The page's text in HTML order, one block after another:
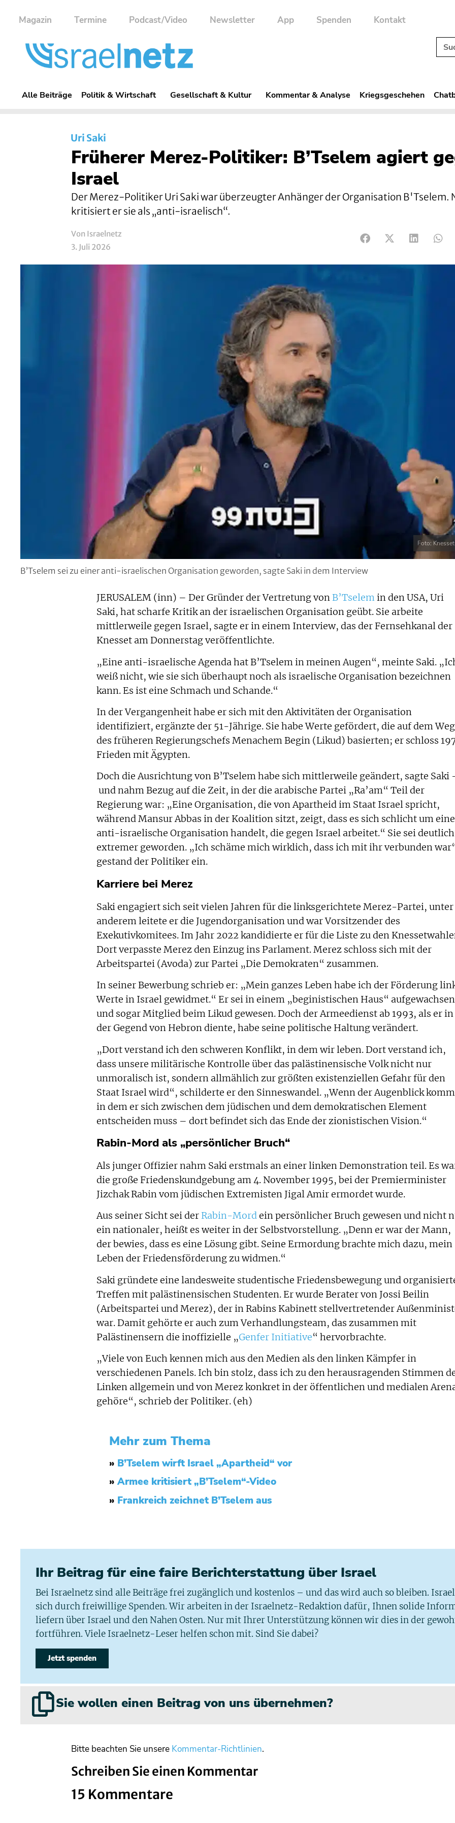
Magazin Termine Podcast/Video Newsletter App Spenden Kontakt
Alle Beiträge Politik & Wirtschaft Gesellschaft & Kultur Kommentar & Analyse Kriegsgeschehen
Uri Saki
Früherer Merez-Politiker: B’Tselem agiert
Israel
Der Merez-Politiker Uri Saki war überzeugter Anhänger der Organisation B'Tselem.
kritisiert er sie als „anti-israelisch“.
Von Israelnetz
3. Juli 2026
Foto:
B’Tselem sei zu einer anti-israelischen Organisation geworden, sagte Saki in dem Interview
JERUSALEM (inn) – Der Gründer der Vertretung von B’Tselemin den USA, Uri
Saki, hat scharfe Kritik an der israelischen Organisation geübt. Sie arbeite
mittlerweile gegen Israel, sagte er in einem Interview, das der Fernsehkanal der
Knesset am Donnerstag veröffentlichte.
„Eine anti-israelische Agenda hat B’Tselem in meinen Augen“, meinte Saki.
weiß nicht, wie sie sich überhaupt noch als israelische Organisation bezeichnen
kann. Es ist eine Schmach und Schande.“
In der Vergangenheit habe er sich mit den Aktivitäten der Organisation
identifiziert, ergänzte der 51-Jährige. Sie habe Werte gefördert, die auf dem Weg
des früheren Regierungschefs Menachem Begin (Likud) basierten; er schloss
Frieden mit Ägypten.
Doch die Ausrichtung von B’Tselem habe sich mittlerweile geändert, sagte Saki
und nahm Bezug auf die Zeit, in der die arabische Partei „Ra’am“ Teil der
Regierung war: „Eine Organisation, die von Apartheid im Staat Israel spricht,
während Mansur Abbas in der Koalition sitzt, zeigt, dass es sich schlicht um eine
anti-israelische Organisation handelt, die gegen Israel arbeitet.“ Sie sei deutlich
extremer geworden. „Ich schäme mich wirklich, dass ich mit ihr verbunden
gestand der Politiker ein.
Karriere bei Merez
Saki engagiert sich seit vielen Jahren für die linksgerichtete Merez-Partei, unter
anderem leitete er die Jugendorganisation und war Vorsitzender des
Exekutivkomitees. Im Jahr 2022 kandidierte er für die Liste zu den
Dort verpasste Merez den Einzug ins Parlament. Merez schloss sich mit der
Arbeitspartei (Avoda) zur Partei „Die Demokraten“ zusammen.
In seiner Bewerbung schrieb er: „Mein ganzes Leben habe ich der Förderung
Werte in Israel gewidmet.“ Er sei in einem „beginistischen Haus“ aufgewachsen
und sogar Mitglied beim Likud gewesen. Doch der Armeedienst ab 1993, als er in
der Gegend von Hebron diente, habe seine politische Haltung verändert.
„Dort verstand ich den schweren Konflikt, in dem wir leben. Dort verstand ich,
dass unsere militärische Kontrolle über das palästinensische Volk nicht nur
unmoralisch ist, sondern allmählich zur größten existenziellen Gefahr für den
Staat Israel wird“, schilderte er den Sinneswandel. „Wenn der Augenblick
in dem er sich zwischen dem jüdischen und dem demokratischen Element
entscheiden muss – dort befindet sich das Ende der zionistischen Vision.“
Rabin-Mord als „persönlicher Bruch“
Als junger Offizier nahm Saki erstmals an einer linken Demonstration teil. Es
die große Friedenskundgebung am 4. November 1995, bei der Premierminister
Jizchak Rabin vom jüdischen Extremisten Jigal Amir ermordet wurde.
Aus seiner Sicht sei der Rabin-Mordein persönlicher Bruch gewesen und nicht
ein nationaler, heißt es weiter in der Selbstvorstellung. „Denn er war der Mann,
der bewies, dass es eine Lösung gibt. Seine Ermordung brachte mich dazu, mein
Leben der Friedensförderung zu widmen.“
Saki gründete eine landesweite studentische Friedensbewegung und
Treffen mit palästinensischen Studenten. Er wurde Berater von Jossi Beilin
(Arbeitspartei und Merez), der in Rabins Kabinett stellvertretender
war. Damit gehörte er auch zum Verhandlungsteam, das zusammen mit
Palästinensern die inoffizielle „Genfer Initiative“ hervorbrachte.
„Viele von Euch kennen mich aus den Medien als den linken Kämpfer in
verschiedenen Panels. Ich bin stolz, dass ich zu den herausragenden Stimmen
Linken allgemein und von Merez konkret in der öffentlichen und medialen
gehöre“, schrieb der Politiker. (eh)
Mehr zum Thema
» B’Tselem wirft Israel „Apartheid“ vor
»Armee kritisiert „B’Tselem“-Video
» Frankreich zeichnet B’Tselem aus
Ihr Beitrag für eine faire Berichterstattung über Israel
Bei Israelnetz sind alle Beiträge frei zugänglich und kostenlos – und das wird auch so bleiben.
sich durch freiwillige Spenden. Wir arbeiten in der Israelnetz-Redaktion dafür, Ihnen solide
liefern über Israel und den Nahen Osten. Nur mit Ihrer Unterstützung können wir dies in der
fortführen. Viele Israelnetz-Leser helfen schon mit. Sind Sie dabei?
Jetzt spenden
Sie wollen einen Beitrag von uns übernehmen?
Bitte beachten Sie unsere Kommentar-Richtlinien.
Schreiben Sie einen Kommentar
15 Kommentare